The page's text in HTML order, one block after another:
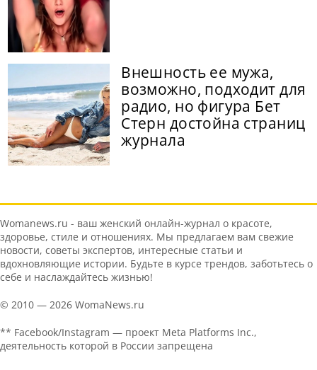
Внешность ее мужа,
возможно, подходит для
радио, но фигура Бет
Стерн достойна страниц
журнала
Womanews.ru - ваш женский онлайн-журнал о красоте,
здоровье, стиле и отношениях. Мы предлагаем вам свежие
новости, советы экспертов, интересные статьи и
вдохновляющие истории. Будьте в курсе трендов, заботьтесь о
себе и наслаждайтесь жизнью!
© 2010 — 2026 WomaNews.ru
** Facebook/Instagram — проект Meta Platforms Inc.,
деятельность которой в России запрещена